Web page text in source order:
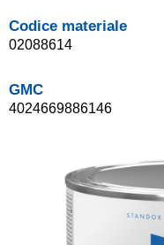
Codice materiale
02088614
GMC
4024669886146